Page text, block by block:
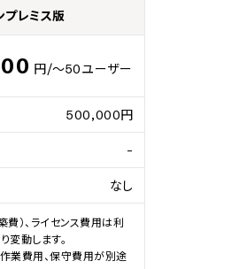
プレミス版
円/～50ユーザー
500,000円
-
なし
）、ライセンス費用は利
変動します。
業費用、保守費用が別途